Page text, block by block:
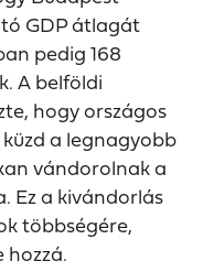
GDP átlagát
pedig 168
A belföldi
hogy országos
a legnagyobb
vándorolnak a
Ez a kivándorlás
többségére,
hozzá.